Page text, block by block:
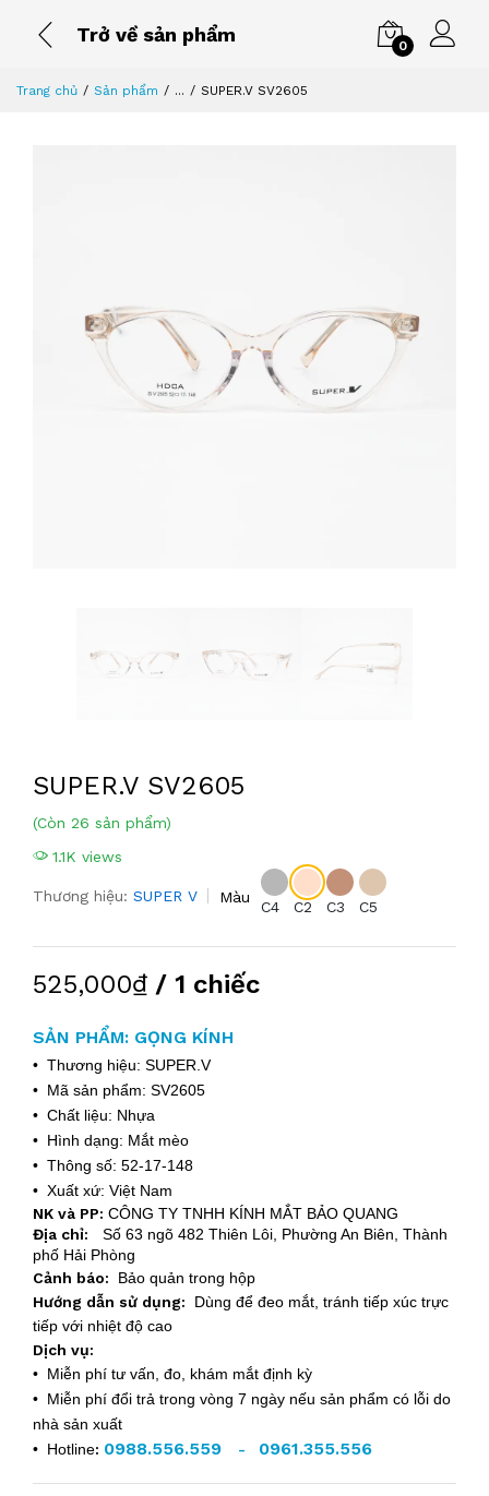
Trở về sản phẩm
0
Trang chủ Sản phẩm ... SUPER.V SV2605
SUPER.V SV2605
(Còn 26 sản phẩm)
1.1K views
Thương hiệu: SUPER V Màu
C4 C2 C3 C5
525,000₫ / 1 chiếc
SẢN PHẨM: GỌNG KÍNH
• Thương hiệu: SUPER.V
• Mã sản phẩm: SV2605
• Chất liệu: Nhựa
• Hình dạng: Mắt mèo
• Thông số: 52-17-148
• Xuất xứ: Việt Nam
NK và PP: CÔNG TY TNHH KÍNH MẮT BẢO QUANG
Địa chỉ:
Số 63 ngõ 482 Thiên Lôi, Phường An Biên, Thành
phố Hải Phòng
Cảnh báo: Bảo quản trong hộp
Hướng dẫn sử dụng: Dùng để đeo mắt, tránh tiếp xúc trực
tiếp với nhiệt độ cao
Dịch vụ:
• Miễn phí tư vấn, đo, khám mắt định kỳ
• Miễn phí đổi trả trong vòng 7 ngày nếu sản phẩm có lỗi do
nhà sản xuất
• Hotline: 0988.556.559 - 0961.355.556